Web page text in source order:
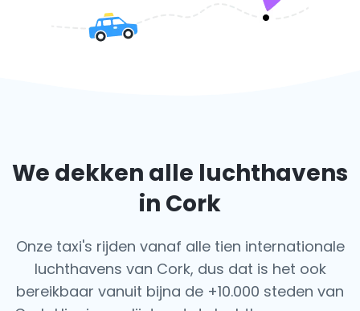
We dekken alle luchthavens
in Cork
Onze taxi's rijden vanaf alle tien internationale
luchthavens van Cork, dus dat is het ook
bereikbaar vanuit bijna de +10.000 steden van